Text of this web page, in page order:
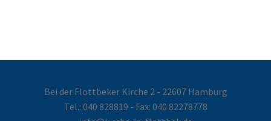
Bei der Flottbeker Kirche 2 - 22607 Hamburg
Tel.: 040 828819 - Fax: 040 82278778